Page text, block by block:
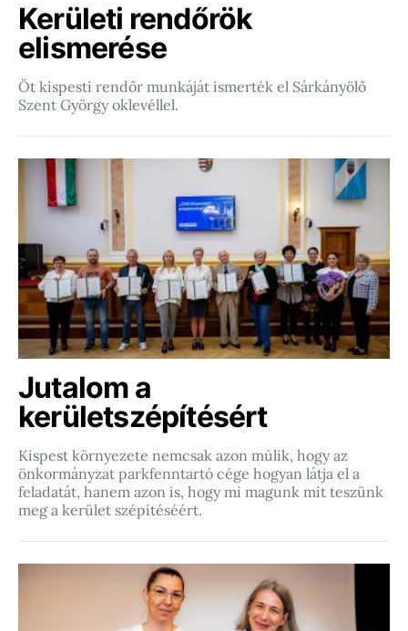
Kerületi rendőrök
elismerése
Öt kispesti rendőr munkáját ismerték el Sárkányölő
Szent György oklevéllel.
Jutalom a
kerületszépítésért
Kispest környezete nemcsak azon múlik, hogy az
önkormányzat parkfenntartó cége hogyan látja el a
feladatát, hanem azon is, hogy mi magunk mit teszünk
meg a kerület szépítéséért.